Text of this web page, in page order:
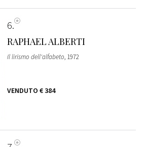
6
RAPHAEL ALBERTI
Il lirismo dell'alfabeto, 1972
VENDUTO € 384